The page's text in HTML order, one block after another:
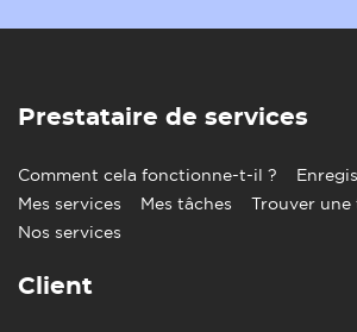
Prestataire de services
Comment cela fonctionne-t-il ?
Mes services
Mes tâches
Trouver une
Nos services
Client